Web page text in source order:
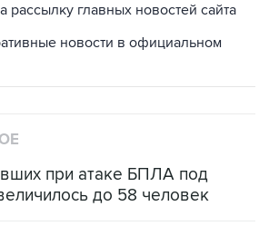
рассылку главных новостей сайта
новости в официальном
при атаке БПЛА под
до 58 человек